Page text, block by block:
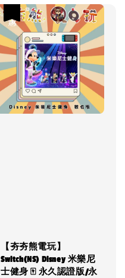
【夯夯熊電玩】
Switch(NS) Disney 米樂尼
士健身 🀄 永久認證版/永